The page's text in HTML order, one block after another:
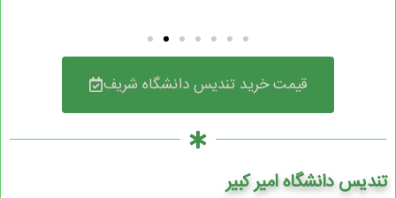
قیمت خرید تندیس دانشگاه شریف
تندیس دانشگاه امیر کبیر